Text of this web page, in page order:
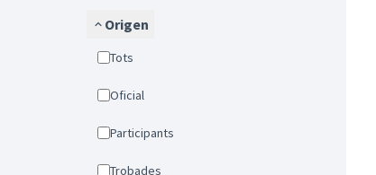
Origen
Tots
Oficial
Participants
Trobades